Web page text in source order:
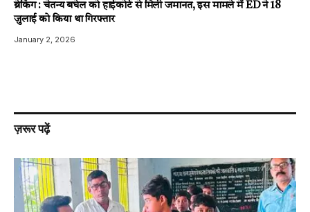
ब्रेकिंग : चेतन्य बघेल को हाईकोर्ट से मिली जमानत, इस मामले में ED ने 18
जुलाई को किया था गिरफ्तार
January 2, 2026
ज़रूर पढ़ें